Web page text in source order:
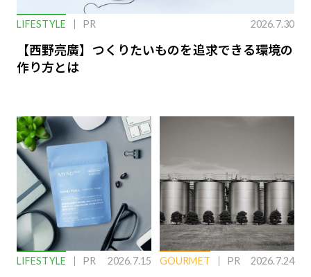
LIFESTYLE PR 2026.7.30
【西野亮廣】つくりたいものを追求できる環境の
作り方とは
LIFESTYLE PR 2026.7.15 GOURMET PR 2026.7.24